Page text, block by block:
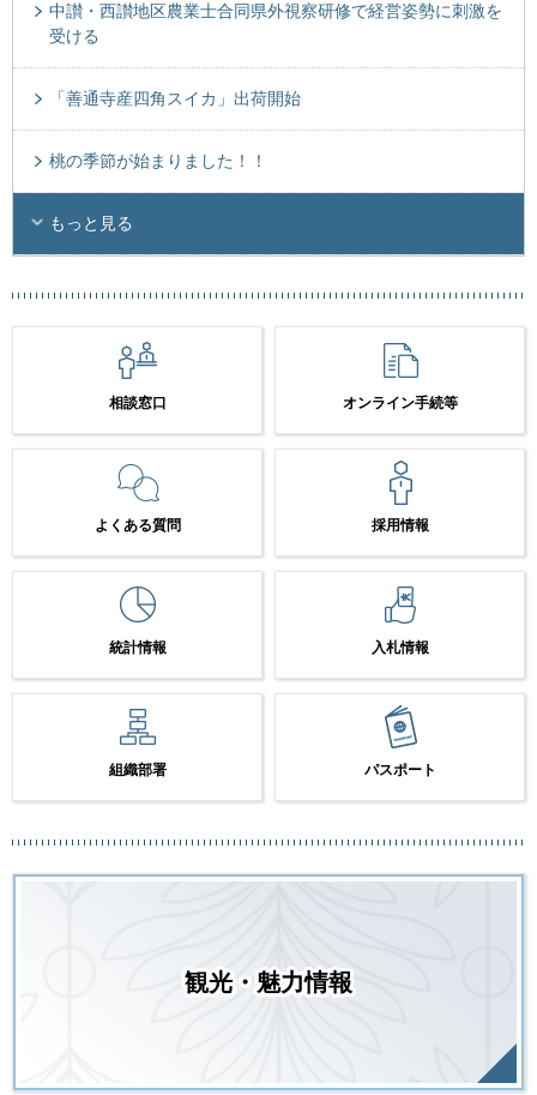
中讃・西讃地区農業士合同県外視察研修で経営姿勢に刺激を
受ける
「善通寺産四角スイカ」出荷開始
桃の季節が始まりました！！
もっと見る
相談窓口 オンライン手続等
よくある質問 採用情報
統計情報 入札情報
組織部署 パスポート
観光・魅力情報